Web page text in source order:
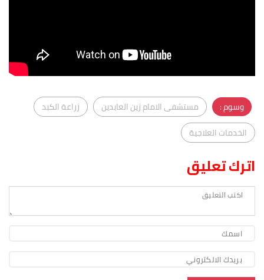
وسوم : مستشفى الامام زين العابدين
زراعة الكبد
الخدمات العلاجية
اترك تعليق